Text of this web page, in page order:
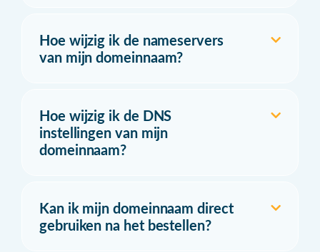
Hoe wijzig ik de nameservers
van mijn domeinnaam?
Hoe wijzig ik de DNS
instellingen van mijn
domeinnaam?
Kan ik mijn domeinnaam direct
gebruiken na het bestellen?